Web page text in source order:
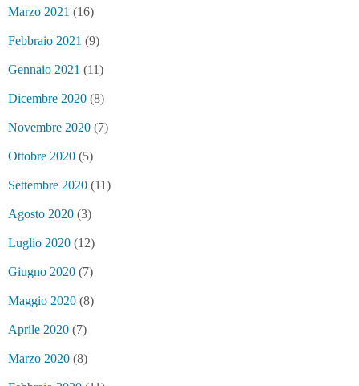
Marzo 2021 (16)
Febbraio 2021 (9)
Gennaio 2021 (11)
Dicembre 2020 (8)
Novembre 2020 (7)
Ottobre 2020 (5)
Settembre 2020 (11)
Agosto 2020 (3)
Luglio 2020 (12)
Giugno 2020 (7)
Maggio 2020 (8)
Aprile 2020 (7)
Marzo 2020 (8)